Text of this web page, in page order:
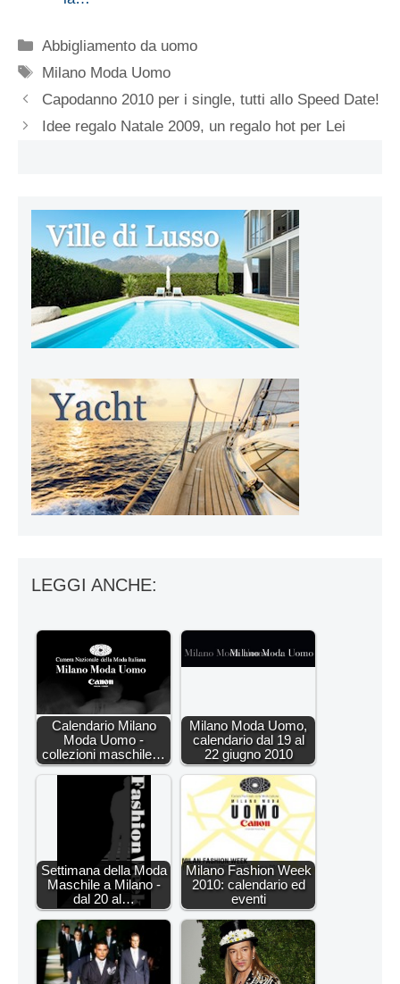
Categorie
Abbigliamento da uomo
Tag
Milano Moda Uomo
Capodanno 2010 per i single, tutti allo Speed Date!
Idee regalo Natale 2009, un regalo hot per Lei
LEGGI ANCHE:
Calendario Milano
Moda Uomo -
collezioni maschile…
Milano Moda Uomo,
calendario dal 19 al
22 giugno 2010
Settimana della Moda
Maschile a Milano -
dal 20 al…
Milano Fashion Week
2010: calendario ed
eventi